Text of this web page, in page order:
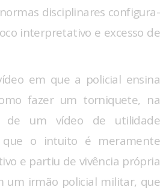
disciplinares configura-
interpretativo e excesso de
em que a policial ensina
fazer um torniquete, na
de um vídeo de utilidade
que o intuito é meramente
e partiu de vivência própria
um irmão policial militar, que